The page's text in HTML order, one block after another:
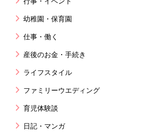
幼稚園・保育園
仕事・働く
産後のお金・手続き
ライフスタイル
ファミリーウエディング
育児体験談
日記・マンガ